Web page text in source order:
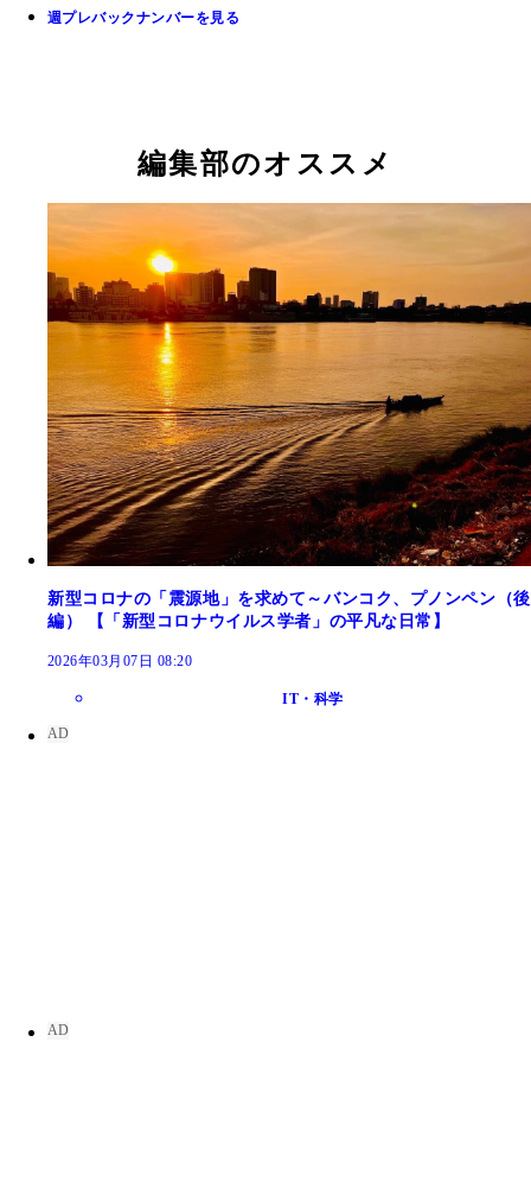
週プレバックナンバーを見る
編集部のオススメ
新型コロナの「震源地」を求めて～バンコク、プノンペン（後
編） 【「新型コロナウイルス学者」の平凡な日常】
2026年03月07日 08:20
IT・科学